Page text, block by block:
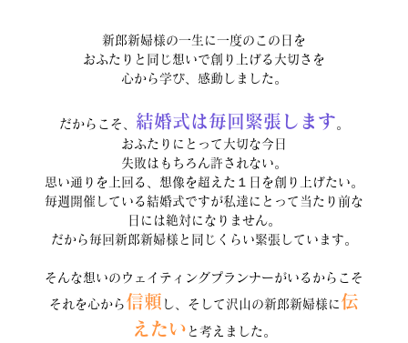
新郎新婦様の一生に一度のこの日を
おふたりと同じ想いで創り上げる大切さを
心から学び、感動しました。
だからこそ、 結婚式は毎回緊張します。
おふたりにとって大切な今日
失敗はもちろん許されない。
思い通りを上回る、想像を超えた１日を創り上げたい。
毎週開催している結婚式ですが私達にとって当たり前な
日には絶対になりません。
だから毎回新郎新婦様と同じくらい緊張しています。
そんな想いのウェイティングプランナーがいるからこそ
それを心から 信頼 し、そして沢山の新郎新婦様に 伝
えたい と考えました。